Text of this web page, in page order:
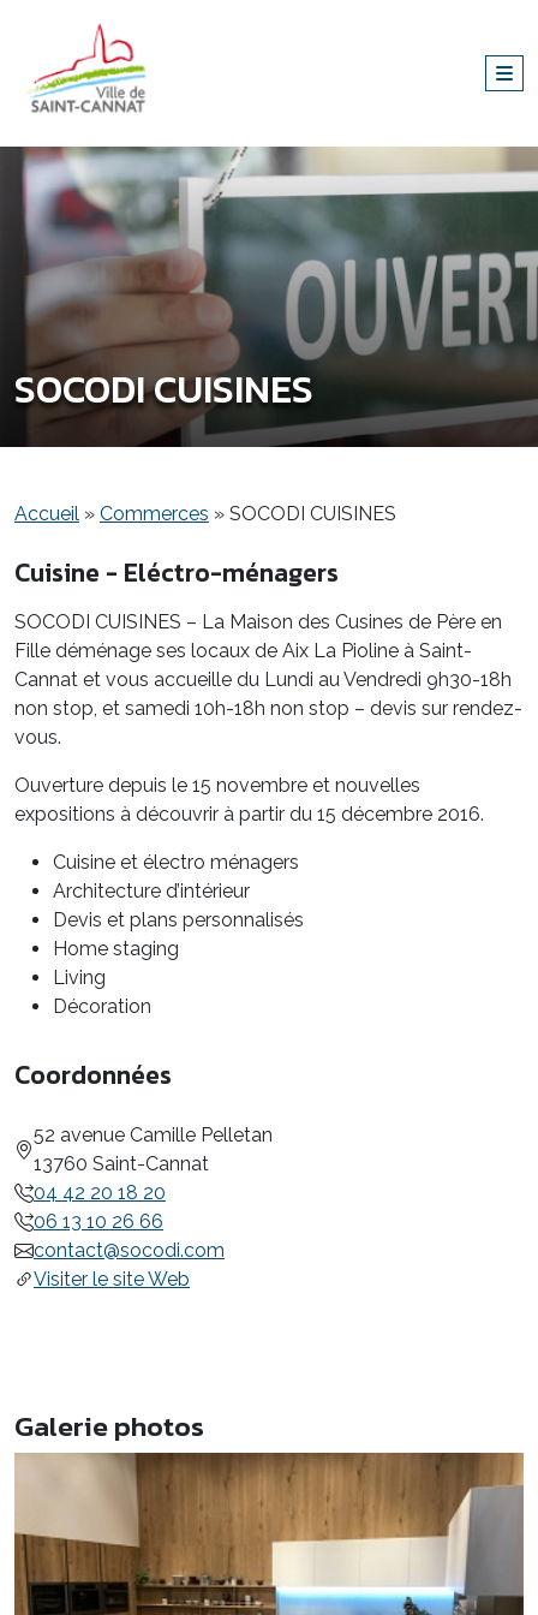
SOCODI CUISINES
Accueil » Commerces » SOCODI CUISINES
Cuisine - Eléctro-ménagers
SOCODI CUISINES – La Maison des Cusines de Père en
Fille déménage ses locaux de Aix La Pioline à Saint-
Cannat et vous accueille du Lundi au Vendredi 9h30-18h
non stop, et samedi 10h-18h non stop – devis sur rendez-
vous.
Ouverture depuis le 15 novembre et nouvelles
expositions à découvrir à partir du 15 décembre 2016.
Cuisine et électro ménagers
Architecture d’intérieur
Devis et plans personnalisés
Home staging
Living
Décoration
Coordonnées
52 avenue Camille Pelletan
13760 Saint-Cannat
04 42 20 18 20
06 13 10 26 66
contact@socodi.com
Visiter le site Web
Galerie photos